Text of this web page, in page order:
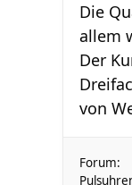
Die
allem
Der
von
Forum: